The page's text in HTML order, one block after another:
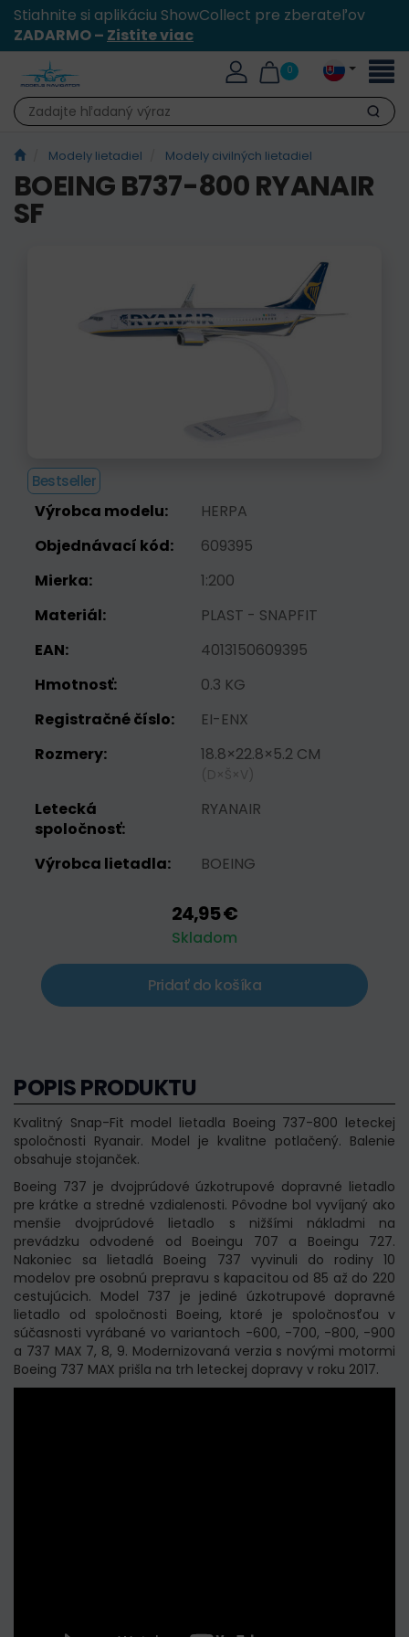
Stiahnite si aplikáciu ShowCollect pre zberateľov
ZADARMO – Zistite viac
0
Hľadať
Modely lietadiel Modely civilných lietadiel
BOEING B737-800 RYANAIR
SF
Bestseller
Výrobca modelu:
HERPA
Objednávací kód:
609395
Mierka:
1:200
Materiál:
PLAST - SNAPFIT
EAN:
4013150609395
Hmotnosť:
0.3 KG
Registračné číslo:
EI-ENX
Rozmery:
18.8×22.8×5.2 CM
(D×Š×V)
Letecká
spoločnosť:
RYANAIR
Výrobca lietadla: BOEING
24,95 €
Skladom
Pridať do košíka
POPIS PRODUKTU
Kvalitný Snap-Fit model lietadla Boeing 737-800 leteckej
spoločnosti Ryanair. Model je kvalitne potlačený. Balenie
obsahuje stojanček.
Boeing 737 je dvojprúdové úzkotrupové dopravné lietadlo
pre krátke a stredné vzdialenosti. Pôvodne bol vyvíjaný ako
menšie dvojprúdové lietadlo s nižšími nákladmi na
prevádzku odvodené od Boeingu 707 a Boeingu 727.
Nakoniec sa lietadlá Boeing 737 vyvinuli do rodiny 10
modelov pre osobnú prepravu s kapacitou od 85 až do 220
cestujúcich. Model 737 je jediné úzkotrupové dopravné
lietadlo od spoločnosti Boeing, ktoré je spoločnosťou v
súčasnosti vyrábané vo variantoch -600, -700, -800, -900
a 737 MAX 7, 8, 9. Modernizovaná verzia s novými motormi
Boeing 737 MAX prišla na trh leteckej dopravy v roku 2017.